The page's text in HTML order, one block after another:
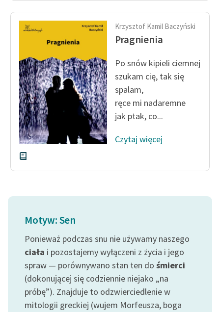
Krzysztof Kamil Baczyński
Pragnienia
Po snów kipieli ciemnej
szukam cię, tak się
spalam,
ręce mi nadaremne
jak ptak, co...
Czytaj więcej
Motyw: Sen
Ponieważ podczas snu nie używamy naszego
ciała i pozostajemy wyłączeni z życia i jego
spraw — porównywano stan ten do śmierci
(dokonującej się codziennie niejako „na
próbę”). Znajduje to odzwierciedlenie w
mitologii greckiej (wujem Morfeusza, boga